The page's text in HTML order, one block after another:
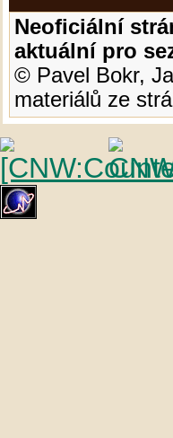
Neoficiální
aktuální pro
© Pavel Bokr,
materiálů ze